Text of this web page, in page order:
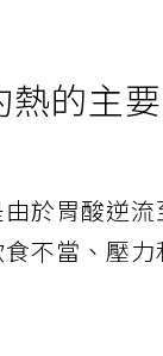
熱的主
於胃酸逆
不當、壓力